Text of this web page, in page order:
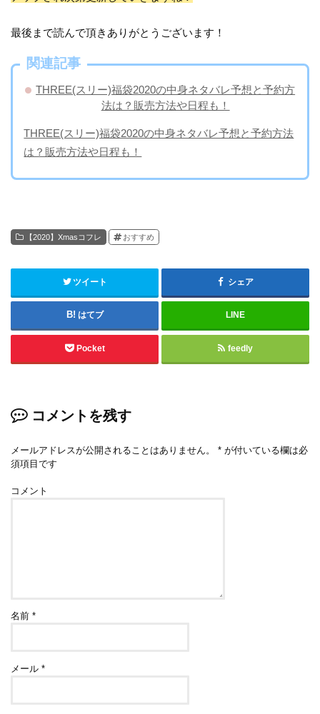
最後まで読んで頂きありがとうございます！
関連記事
THREE(スリー)福袋2020の中身ネタバレ予想と予約方
法は？販売方法や日程も！
THREE(スリー)福袋2020の中身ネタバレ予想と予約方法
は？販売方法や日程も！
【2020】Xmasコフレ おすすめ
ツイート シェア
はてブ LINE
Pocket feedly
コメントを残す
メールアドレスが公開されることはありません。 * が付いている欄は必
須項目です
コメント
名前*
メール*